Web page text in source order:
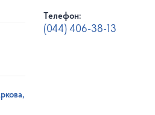
Телефон:
(044) 406-38-13